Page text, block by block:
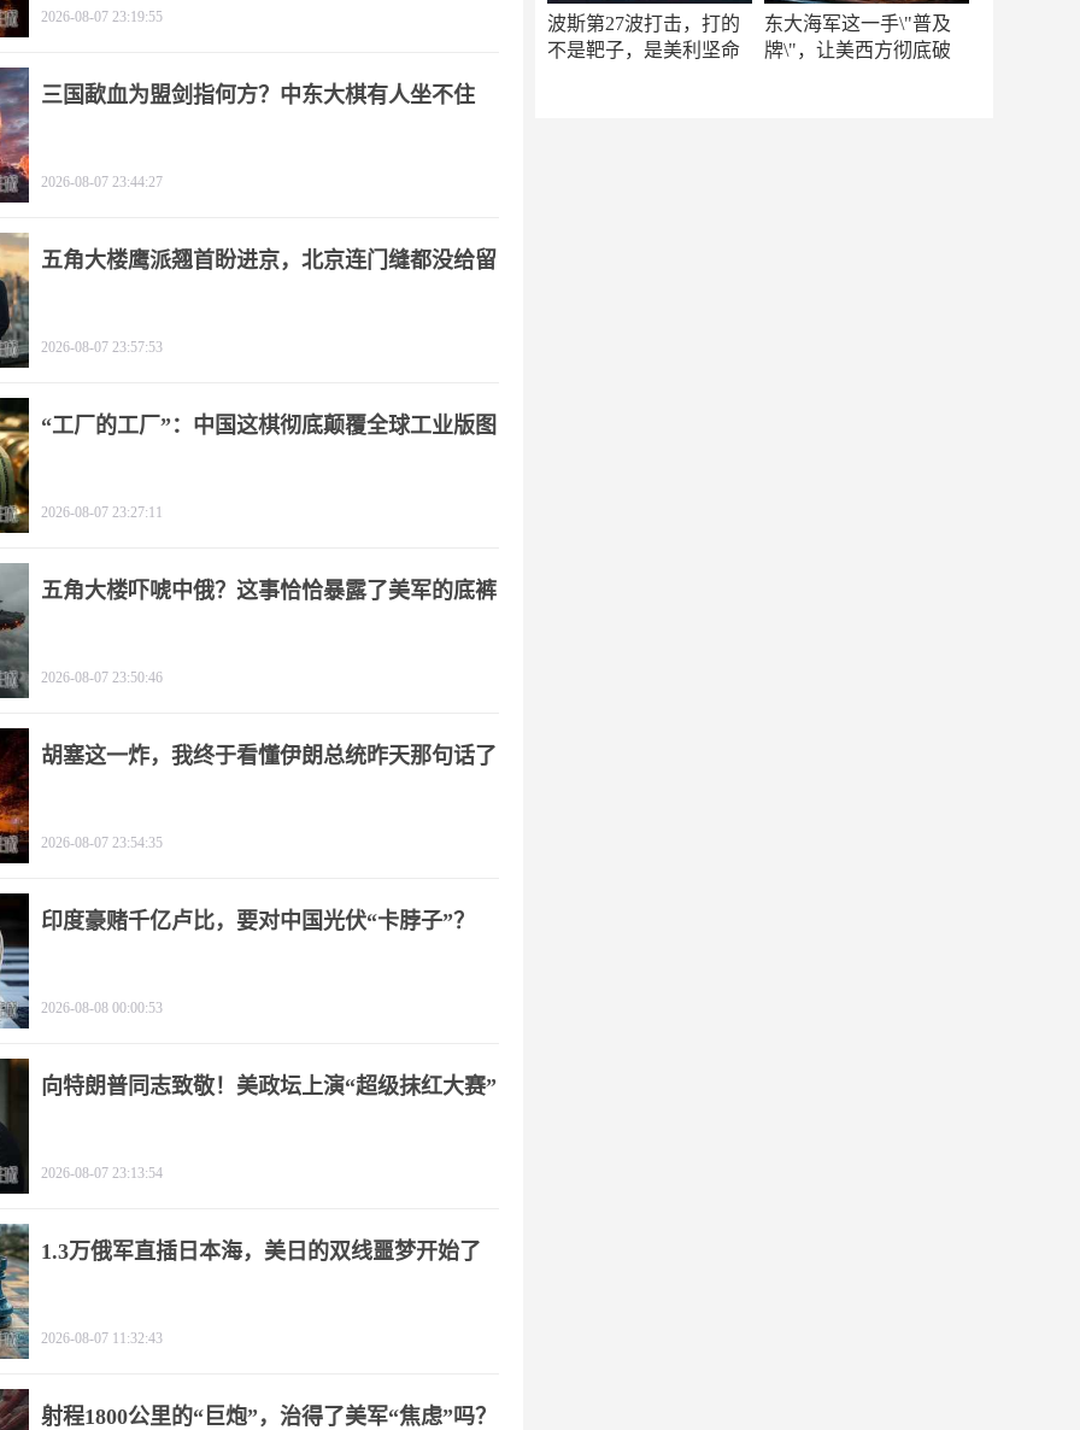
波斯第27波打击，打的
不是靶子，是美利坚命
东大海军这一手\"普及
牌\"，让美西方彻底破
2026-08-07 23:19:55
三国歃血为盟剑指何方？中东大棋有人坐不住
2026-08-07 23:44:27
五角大楼鹰派翘首盼进京，北京连门缝都没给留
2026-08-07 23:57:53
“工厂的工厂”：中国这棋彻底颠覆全球工业版图
2026-08-07 23:27:11
五角大楼吓唬中俄？这事恰恰暴露了美军的底裤
2026-08-07 23:50:46
胡塞这一炸，我终于看懂伊朗总统昨天那句话了
2026-08-07 23:54:35
印度豪赌千亿卢比，要对中国光伏“卡脖子”？
2026-08-08 00:00:53
向特朗普同志致敬！美政坛上演“超级抹红大赛”
2026-08-07 23:13:54
1.3万俄军直插日本海，美日的双线噩梦开始了
2026-08-07 11:32:43
射程1800公里的“巨炮”，治得了美军“焦虑”吗？